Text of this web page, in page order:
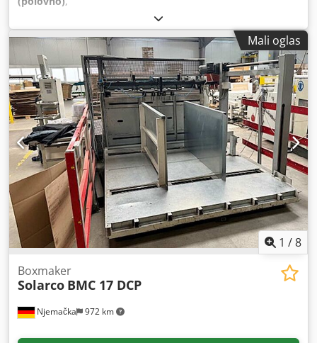
Mali oglas
1 /8
Njemačka 972 km
Boxmaker
Solarco BMC 17 DCP